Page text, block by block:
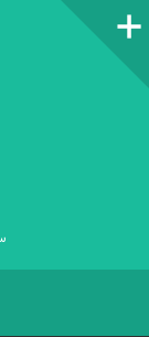
ستون‌کناری